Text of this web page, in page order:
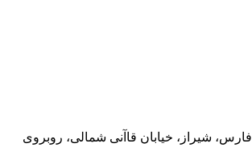
فارس، شیراز، خیابان قاآنی شمالی، روبروی